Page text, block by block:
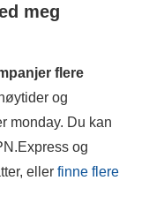
meg
flere
og
monday. Du kan
og
eller finne flere